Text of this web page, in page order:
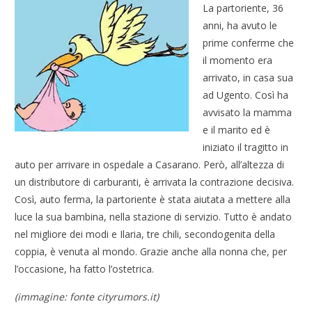
La partoriente, 36
anni, ha avuto le
prime conferme che
il momento era
arrivato, in casa sua
ad Ugento. Così ha
avvisato la mamma
e il marito ed è
iniziato il tragitto in
auto per arrivare in ospedale a Casarano. Però, all’altezza di
un distributore di carburanti, è arrivata la contrazione decisiva.
Così, auto ferma, la partoriente è stata aiutata a mettere alla
luce la sua bambina, nella stazione di servizio. Tutto è andato
nel migliore dei modi e Ilaria, tre chili, secondogenita della
coppia, è venuta al mondo. Grazie anche alla nonna che, per
l’occasione, ha fatto l’ostetrica.
(immagine: fonte cityrumors.it)